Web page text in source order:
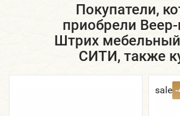
Покупатели,
приобрели
Штрих
СИТИ, также
sale -